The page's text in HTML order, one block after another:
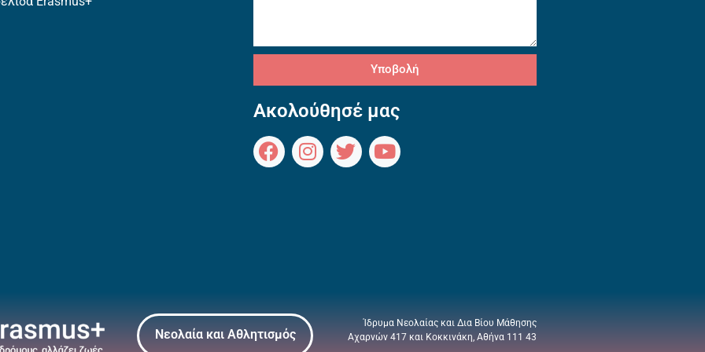
Υποβολή
Ακολούθησέ μας
Νεολαία και Αθλητισμός
Ίδρυμα Νεολαίας και Δια Βίου Μάθησης
Αχαρνών 417 και Κοκκινάκη, Αθήνα 111 43